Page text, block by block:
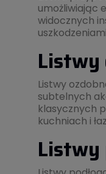
umożliwiając
widocznych
Listwy
Listwy
subtelnych
klasycznych
kuchniach i
Listwy